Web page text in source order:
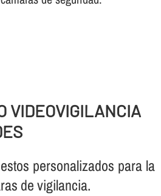
VIDEOVIGILANCIA
personalizados para la
de vigilancia.